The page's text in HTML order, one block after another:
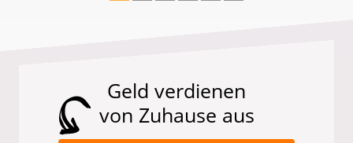
Geld verdienen
von Zuhause aus